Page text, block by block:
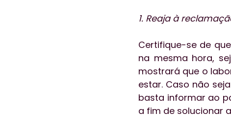
1. Reaja à
Certifique-se de
na mesma hora,
mostrará que o
estar. Caso não
basta informar ao
a fim de solucionar